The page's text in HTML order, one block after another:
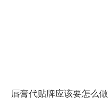
唇膏代贴牌应该要怎么做